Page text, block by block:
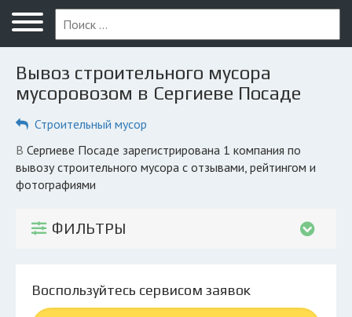
Меню
Главная
Вопрос юристу
Компании
КОМПАНИЯМ
© 2026 Все права защищены
Вывоз строительного мусора
мусоровозом в Сергиеве Посаде
Строительный мусор
в Сергиеве Посаде зарегистрирована 1 компания по
вывозу строительного мусора с отзывами, рейтингом и
фотографиями
ФИЛЬТРЫ
Воспользуйтесь сервисом заявок